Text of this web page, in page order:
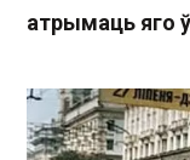
атрымаць яго